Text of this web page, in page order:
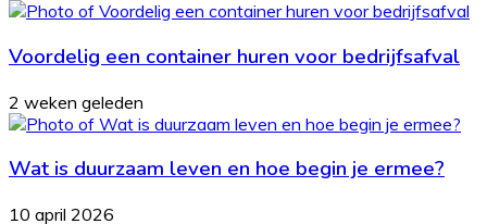
Voordelig een container huren voor bedrijfsafval
2 weken geleden
Wat is duurzaam leven en hoe begin je ermee?
10 april 2026